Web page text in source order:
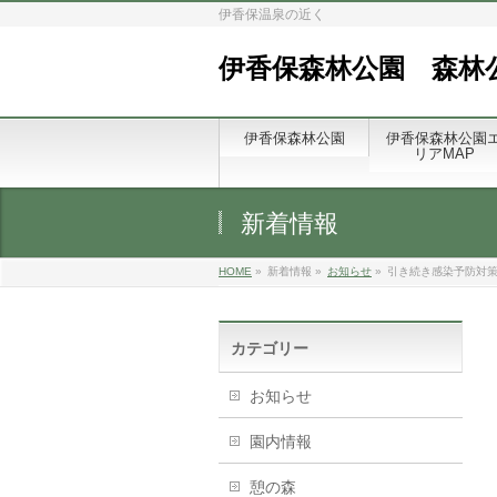
伊香保温泉の近く
伊香保森林公園 森林
伊香保森林公園
伊香保森林公園
リアMAP
新着情報
HOME » 新着情報 » お知らせ » 引き続き感染予防対
カテゴリー
お知らせ
園内情報
憩の森